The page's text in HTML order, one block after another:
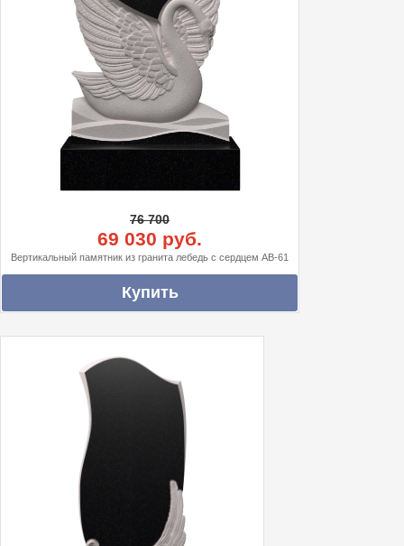
76 700
69 030 руб.
Вертикальный памятник из гранита лебедь с сердцем АВ-61